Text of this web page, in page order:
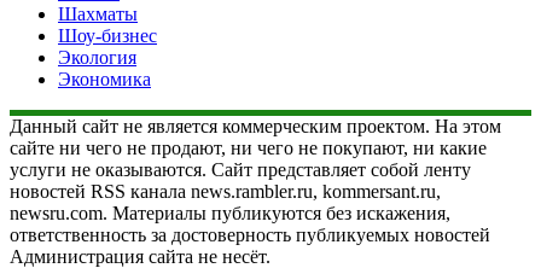
Шахматы
Шоу-бизнес
Экология
Экономика
Данный сайт не является коммерческим проектом. На этом
сайте ни чего не продают, ни чего не покупают, ни какие
услуги не оказываются. Сайт представляет собой ленту
новостей RSS канала news.rambler.ru, kommersant.ru,
newsru.com. Материалы публикуются без искажения,
ответственность за достоверность публикуемых новостей
Администрация сайта не несёт.